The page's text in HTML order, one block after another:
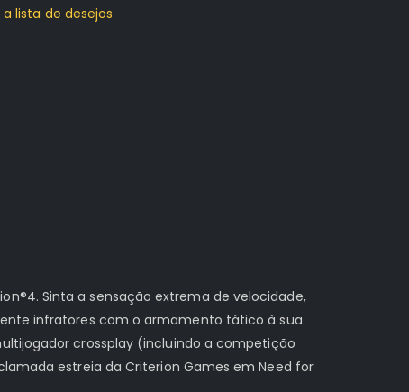
a lista de desejos
Sinta a sensação extrema de velocidade,
infratores com o armamento tático à sua
crossplay (incluindo a competição
estreia da Criterion Games em Need for